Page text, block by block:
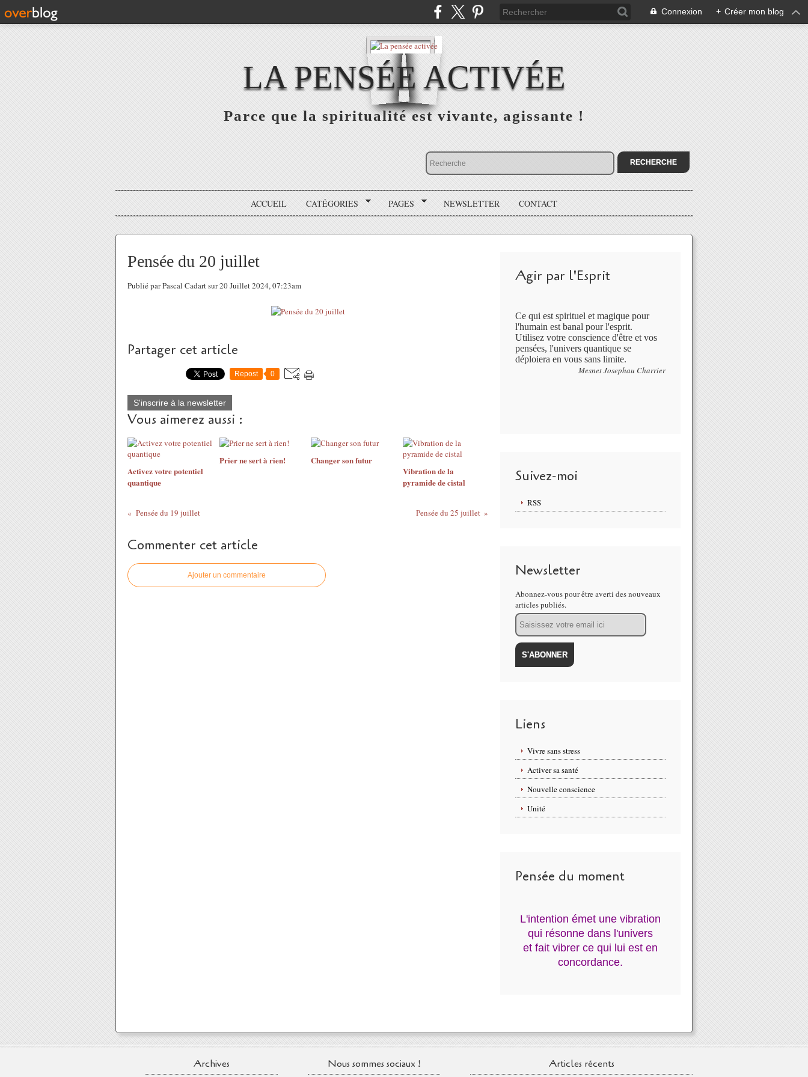
Connexion + Créer mon blog
LA PENSÉE ACTIVÉE
Parce que la spiritualité est vivante, agissante !
ACCUEIL CATÉGORIES PAGES NEWSLETTER CONTACT
Pensée du 20 juillet
Publié par Pascal Cadart sur 20 Juillet 2024, 07:23am
Partager cet article
Repost 0
S'inscrire à la newsletter
Vous aimerez aussi :
Activez votre potentiel
quantique
Prier ne sert à rien!
Changer son futur
Vibration de la
pyramide de cistal
Pensée du 19 juillet Pensée du 25 juillet
Commenter cet article
Ajouter un commentaire
Agir par l'Esprit
Ce qui est spirituel et magique pour
l'humain est banal pour l'esprit.
Utilisez votre conscience d'être et vos
pensées, l'univers quantique se
déploiera en vous sans limite.
Mesnet Josephau Charrier
Suivez-moi
RSS
Newsletter
Abonnez-vous pour être averti des nouveaux
articles publiés.
Email
Liens
Vivre sans stress
Activer sa santé
Nouvelle conscience
Unité
Pensée du moment
L'intention émet une vibration
qui résonne dans l'univers
et fait vibrer ce qui lui est en
concordance.
Archives Nous sommes sociaux ! Articles récents